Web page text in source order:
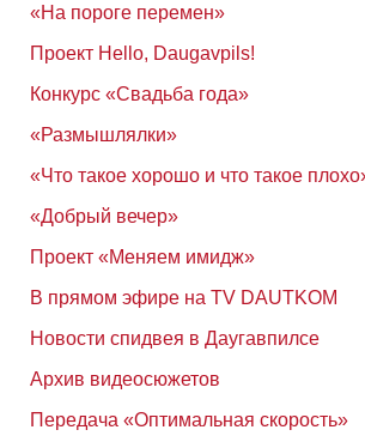
«На пороге перемен»
Проект Hello, Daugavpils!
Конкурс «Свадьба года»
«Размышлялки»
«Что такое хорошо и что такое
«Добрый вечер»
Проект «Меняем имидж»
В прямом эфире на TV DAUTKOM
Новости спидвея в Даугавпилсе
Архив видеосюжетов
Передача «Оптимальная скорость»